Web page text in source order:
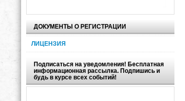
ДОКУМЕНТЫ О РЕГИСТРАЦИИ
ЛИЦЕНЗИЯ
Подписаться на уведомления! Бесплатная
информационная рассылка. Подпишись и
будь в курсе всех событий!